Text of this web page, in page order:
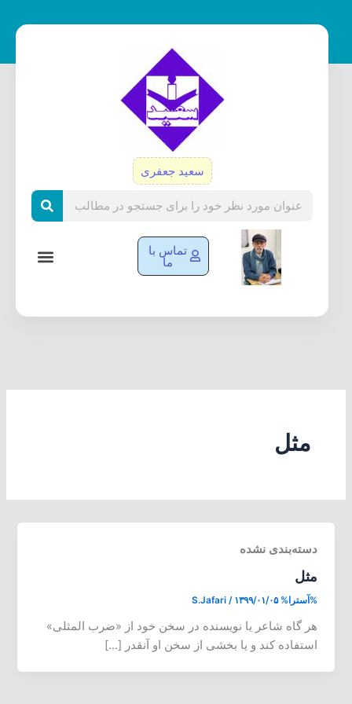
سعید جعفری
تماس با
ما
مثل
دسته‌بندی نشده
مثل
%آسترا% S.Jafari / ۱۳۹۹/۰۱/۰۵
هر گاه شاعر یا نویسنده در سخن خود از «ضرب المثلی»
استفاده کند و یا بخشی از سخن او آنقدر […]